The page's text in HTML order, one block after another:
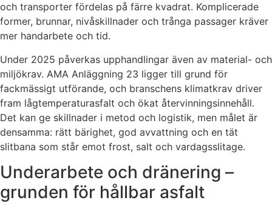
och transporter fördelas på färre kvadrat. Komplicerade
former, brunnar, nivåskillnader och trånga passager kräver
mer handarbete och tid.
Under 2025 påverkas upphandlingar även av material- och
miljökrav. AMA Anläggning 23 ligger till grund för
fackmässigt utförande, och branschens klimatkrav driver
fram lågtemperaturasfalt och ökat återvinningsinnehåll.
Det kan ge skillnader i metod och logistik, men målet är
densamma: rätt bärighet, god avvattning och en tät
slitbana som står emot frost, salt och vardagsslitage.
Underarbete och dränering –
grunden för hållbar asfalt